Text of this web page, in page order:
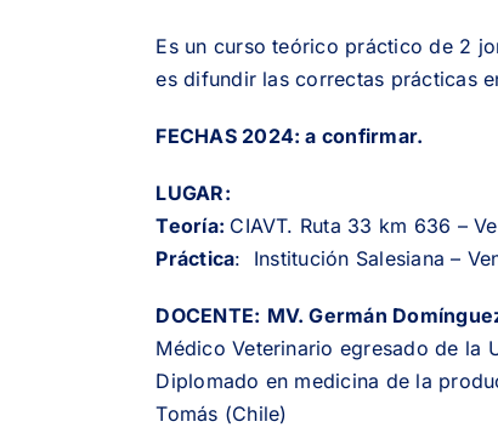
Es un curso teórico práctico de 2
es difundir las correctas prácticas
FECHAS 2024: a confirmar.
LUGAR:
Teoría: CIAVT. Ruta 33 km 636 –
Práctica: Institución Salesiana –
DOCENTE: MV. Germán
Médico Veterinario egresado de la
Diplomado en medicina de la
Tomás (Chile)